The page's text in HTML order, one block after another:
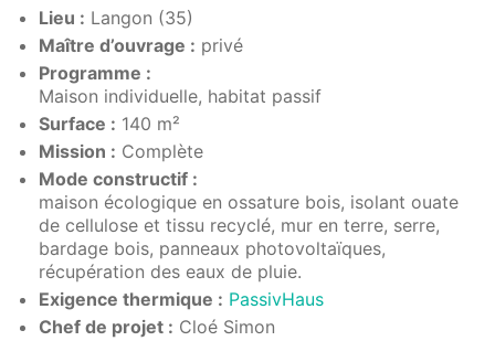
Lieu : Langon (35)
Maître d’ouvrage : privé
Programme :
Maison individuelle, habitat passif
Surface : 140 m²
Mission : Complète
Mode constructif :
maison écologique en ossature bois, isolant ouate
de cellulose et tissu recyclé, mur en terre, serre,
bardage bois, panneaux photovoltaïques,
récupération des eaux de pluie.
Exigence thermique : PassivHaus
Chef de projet : Cloé Simon